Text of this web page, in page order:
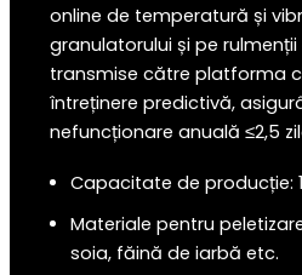
online de temperatură și
granulatorului și pe
transmise către platforma
întreținere predictivă,
nefuncționare anuală ≤2,5
Capacitate de producție:
Materiale pentru
soia, făină de iarbă etc.